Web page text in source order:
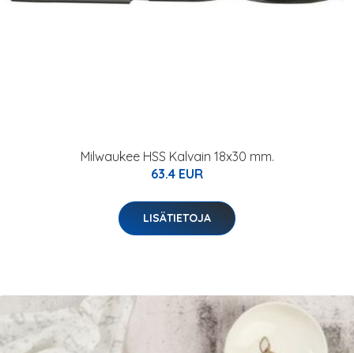
Milwaukee HSS Kalvain 18x30 mm.
63.4 EUR
LISÄTIETOJA